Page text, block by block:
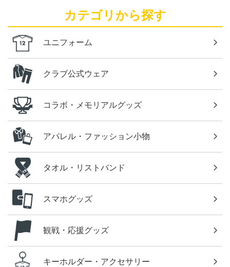
カテゴリから探す
ユニフォーム
クラブ公式ウェア
コラボ・メモリアルグッズ
アパレル・ファッション小物
タオル・リストバンド
スマホグッズ
観戦・応援グッズ
キーホルダー・アクセサリー